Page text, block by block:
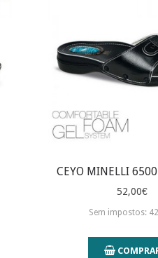
CEYO MINELLI
52,00€
Sem impostos: